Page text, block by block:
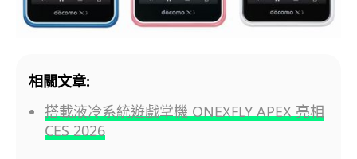
相關文章:
搭載液冷系統遊戲掌機 ONEXFLY APEX 亮相
CES 2026